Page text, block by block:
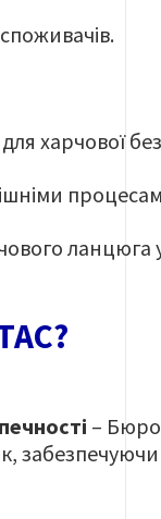
харчової
ланцюга
–